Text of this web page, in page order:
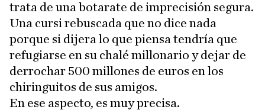
trata de una botarate de imprecisión segura.
Una cursi rebuscada que no dice nada
porque si dijera lo que piensa tendría que
refugiarse en su chalé millonario y dejar de
derrochar 500 millones de euros en los
chiringuitos de sus amigos.
En ese aspecto, es muy precisa.